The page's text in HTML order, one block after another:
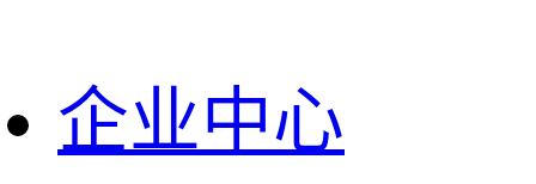
企业中心